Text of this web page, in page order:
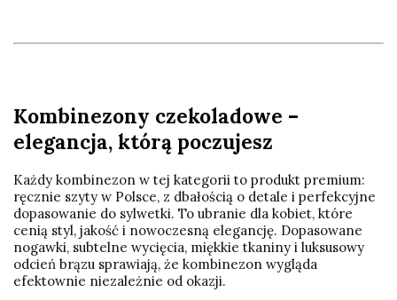
Kombinezony czekoladowe –
elegancja, którą poczujesz
Każdy kombinezon w tej kategorii to produkt premium:
ręcznie szyty w Polsce, z dbałością o detale i perfekcyjne
dopasowanie do sylwetki. To ubranie dla kobiet, które
cenią styl, jakość i nowoczesną elegancję. Dopasowane
nogawki, subtelne wycięcia, miękkie tkaniny i luksusowy
odcień brązu sprawiają, że kombinezon wygląda
efektownie niezależnie od okazji.